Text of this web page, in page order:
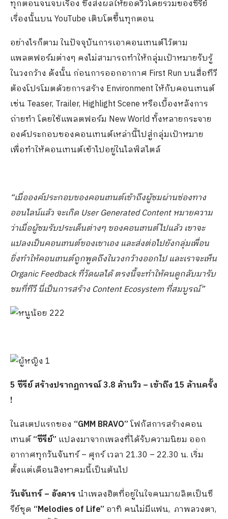
ทุกตอนจนจบเรื่อง ซึ่งส่งผลให้ยอดวิวโดยรวมของซีรีย์
เรื่องนั้นบน YouTube เติบโตขึ้นทุกตอน
อย่างไรก็ตาม ในปัจจุบันการเอาคอนเทนต์ไว้ตาม
แพลตฟอร์มต่างๆ คงไม่สามารถทำให้กลุ่มเป้าหมายรับรู้
ในวงกว้าง ดังนั้น ก่อนการออกอากาศ First Run บนสื่อทีวี
ต้องโปรโมตด้วยการสร้าง Environment ให้กับคอนเทนต์
เช่น Teaser, Trailer, Highlight Scene หรือเบื้องหลังการ
ถ่ายทำ โดยใช้แพลตฟอร์ม New World ทั้งหลายกระจาย
องค์ประกอบของคอนเทนต์เหล่านี้ไปสู่กลุ่มเป้าหมาย
เพื่อทำให้คอนเทนต์เข้าไปอยู่ในไลฟ์สไตล์
“เมื่อองค์ประกอบของคอนเทนต์เข้าถึงผู้ชมผ่านช่องทาง
ออนไลน์แล้ว จะเกิด User Generated Content หมายความ
ว่าเมื่อผู้ชมรับประเด็นต่างๆ ของคอนเทนต์ไปแล้ว เขาจะ
แปลงเป็นคอนเทนต์ของเขาเอง และส่งต่อไปยังกลุ่มเพื่อน
ยิ่งทำให้คอนเทนต์ถูกพูดถึงในวงกว้างออกไป และเราจะเห็น
Organic Feedback ที่วัดผลได้ ตรงนี้จะทำให้คนดูกลับมารับ
ชมที่ทีวี นี่เป็นการสร้าง Content Ecosystem ที่สมบูรณ์”
5 ซีรีย์ สร้างปรากฏการณ์ 3.8 ล้านวิว – เข้าถึง15 ล้านครั้ง
!
ในสเตปแรกของ “GMM BRAVO”โฟกัสการสร้างคอน
เทนต์“ซีรีย์” แปลงมาจากเพลงที่ได้รับความนิยม ออก
อากาศทุกวันจันทร์ – ศุกร์ เวลา 21.30 – 22.30 น. เริ่ม
ตั้งแต่เดือนสิงหาคมนี้เป็นต้นไป
วันจันทร์– อังคารนำเพลงฮิตที่อยู่ในใจคนมาผลิตเป็นซี
รีย์ชุด “Melodies of Life” อาทิ คนไม่มีแฟน, ภาพลวงตา,